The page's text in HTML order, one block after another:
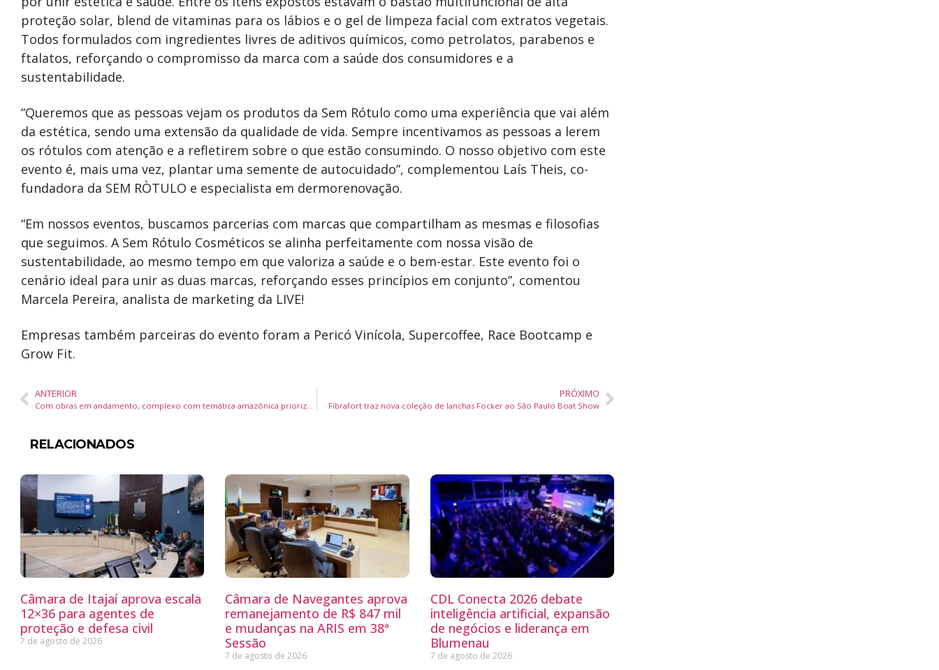
proteção solar, blend de vitaminas para os lábios e o gel de limpeza facial com extratos vegetais.
Todos formulados com ingredientes livres de aditivos químicos, como petrolatos, parabenos e
ftalatos, reforçando o compromisso da marca com a saúde dos consumidores e a
sustentabilidade.
“Queremos que as pessoas vejam os produtos da Sem Rótulo como uma experiência que vai além
da estética, sendo uma extensão da qualidade de vida. Sempre incentivamos as pessoas a lerem
os rótulos com atenção e a refletirem sobre o que estão consumindo. O nosso objetivo com este
evento é, mais uma vez, plantar uma semente de autocuidado”, complementou Laís Theis, co-
fundadora da SEM RÒTULO e especialista em dermorenovação.
“Em nossos eventos, buscamos parcerias com marcas que compartilham as mesmas e filosofias
que seguimos. A Sem Rótulo Cosméticos se alinha perfeitamente com nossa visão de
sustentabilidade, ao mesmo tempo em que valoriza a saúde e o bem-estar. Este evento foi o
cenário ideal para unir as duas marcas, reforçando esses princípios em conjunto”, comentou
Marcela Pereira, analista de marketing da LIVE!
Empresas também parceiras do evento foram a Pericó Vinícola, Supercoffee, Race Bootcamp e
Grow Fit.
ANTERIOR PRÓXIMO
Fibrafort traz nova coleção de lanchas Focker ao São Paulo Boat Show
RELACIONADOS
Câmara de Itajaí aprova escala
12×36 para agentes de
proteção e defesa civil
7 de agosto de 2026
Câmara de Navegantes aprova
remanejamento de R$ 847 mil
e mudanças na ARIS em 38ª
Sessão
7 de agosto de 2026
CDL Conecta 2026 debate
inteligência artificial, expansão
de negócios e liderança em
Blumenau
7 de agosto de 2026